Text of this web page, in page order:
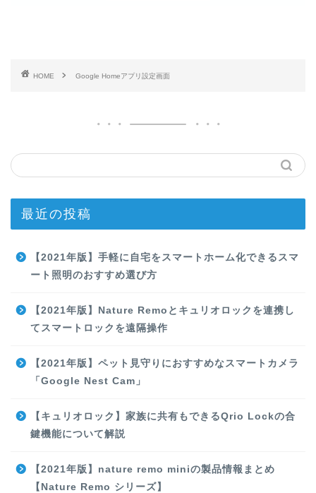
HOME Google Homeアプリ設定画面
最近の投稿
【2021年版】手軽に自宅をスマートホーム化できるスマ
ート照明のおすすめ選び方
【2021年版】Nature Remoとキュリオロックを連携し
てスマートロックを遠隔操作
【2021年版】ペット見守りにおすすめなスマートカメラ
「Google Nest Cam」
【キュリオロック】家族に共有もできるQrio Lockの合
鍵機能について解説
【2021年版】nature remo miniの製品情報まとめ
【Nature Remo シリーズ】